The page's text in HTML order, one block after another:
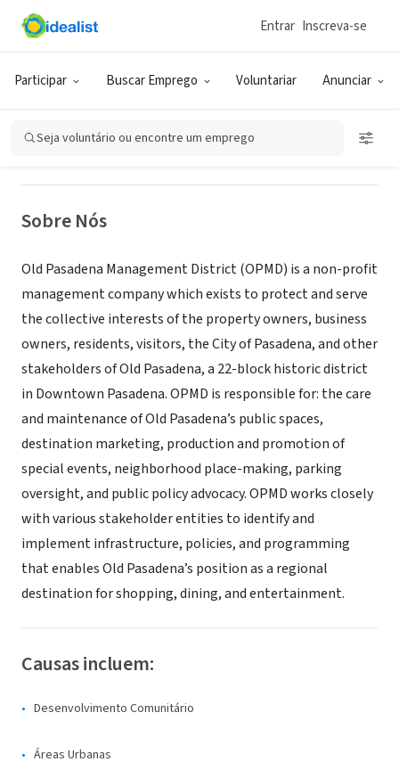
Participar Buscar Emprego Voluntariar Anunciar
Entrar Inscreva-se
Seja voluntário ou encontre um emprego
ONG (SETOR SOCIAL)
Old Pasadena Management District
Sobre Nós
Old Pasadena Management District (OPMD) is a non-profit
management company which exists to protect and serve
the collective interests of the property owners, business
owners, residents, visitors, the City of Pasadena, and other
stakeholders of Old Pasadena, a 22-block historic district
in Downtown Pasadena. OPMD is responsible for: the care
and maintenance of Old Pasadena’s public spaces,
destination marketing, production and promotion of
special events, neighborhood place-making, parking
oversight, and public policy advocacy. OPMD works closely
with various stakeholder entities to identify and
implement infrastructure, policies, and programming
that enables Old Pasadena’s position as a regional
destination for shopping, dining, and entertainment.
Causas incluem:
Desenvolvimento Comunitário
Áreas Urbanas